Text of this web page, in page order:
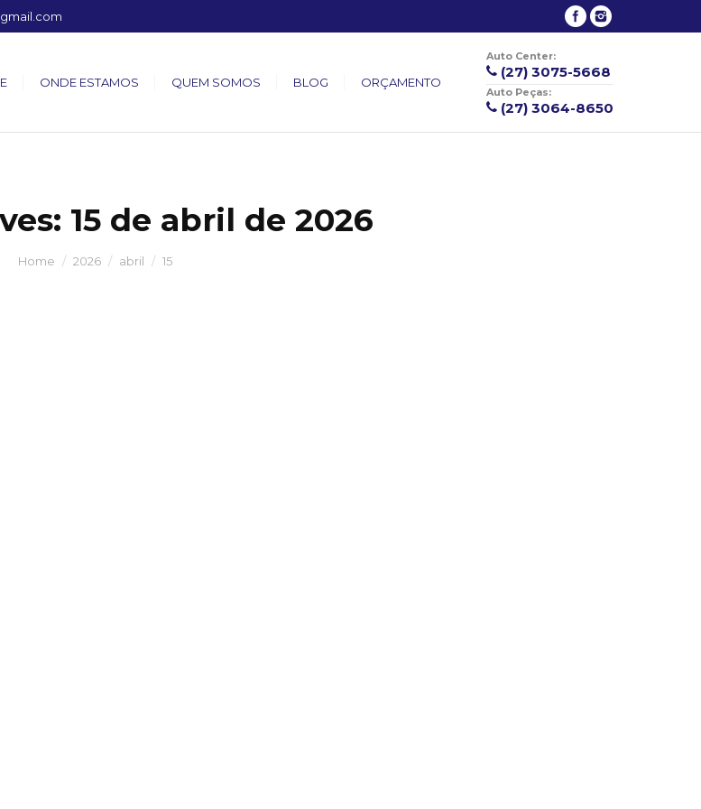
ONDE ESTAMOS QUEM SOMOS BLOG ORÇAMENTO
Auto Center:
(27) 3075-5668
Auto Peças:
(27) 3064-8650
15 de abril de 2026
Home 2026 abril 15